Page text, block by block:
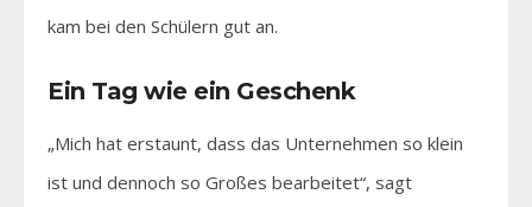
kam bei den Schülern gut an.
Ein Tag wie ein Geschenk
„Mich hat erstaunt, dass das Unternehmen so klein
ist und dennoch so Großes bearbeitet“, sagt